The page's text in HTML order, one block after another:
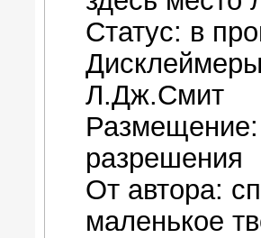
Статус: в
Л.Дж.Смит
Размещение:
разрешения
От автора:
маленькое